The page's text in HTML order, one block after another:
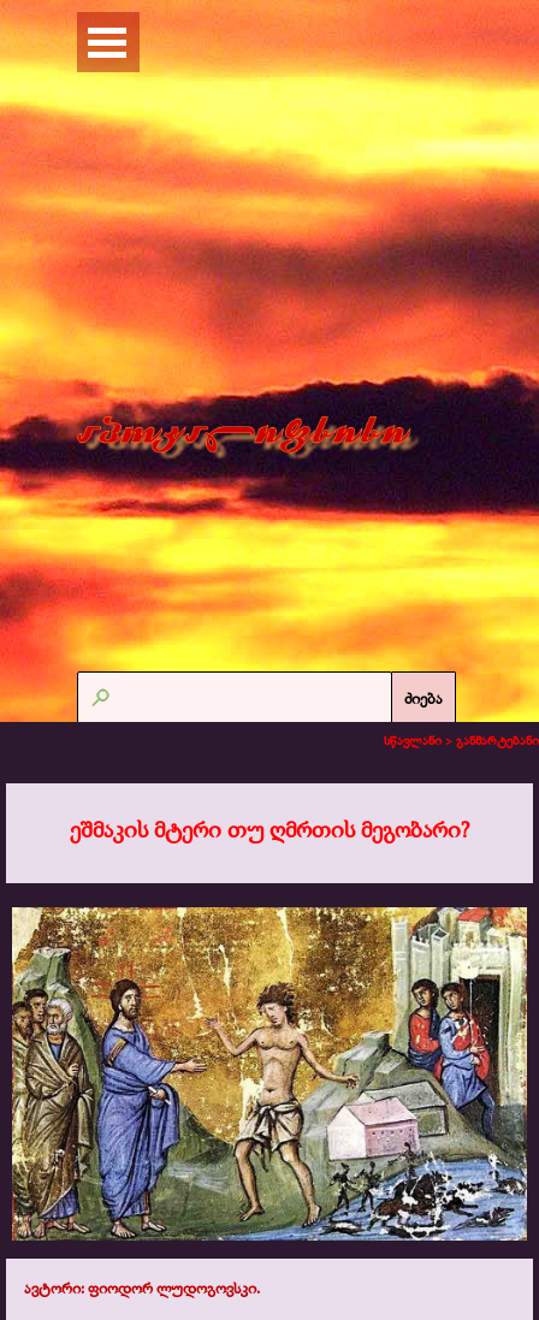
Перейти к контенту
Пропустить меню
ძიება
სწავლანი > განმარტებანი
ეშმაკის მტერი თუ ღმრთის მეგობარი?
ავტორი: ფიოდორ ლუდოგოვსკი.